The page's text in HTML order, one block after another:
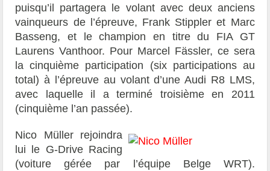
puisqu’il partagera le volant avec deux anciens
vainqueurs de l’épreuve, Frank Stippler et Marc
Basseng, et le champion en titre du FIA GT
Laurens Vanthoor. Pour Marcel Fässler, ce sera
la cinquième participation (six participations au
total) à l’épreuve au volant d’une Audi R8 LMS,
avec laquelle il a terminé troisième en 2011
(cinquième l’an passée).
Nico Müller rejoindra
lui le G-Drive Racing
(voiture gérée par l’équipe Belge WRT).